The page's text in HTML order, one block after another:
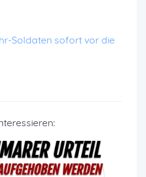
Soldaten sofort vor die